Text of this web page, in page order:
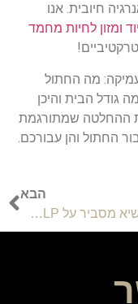
חיובית. אנו
מה החתול
גודל הבית והיכן
ההחלטה שמתורגמת
החתול והן עבורכם.
הבא
נתנאל נשיא מסביר על NLP ולמה זה המפתח לשינוי אמיתי בחיים